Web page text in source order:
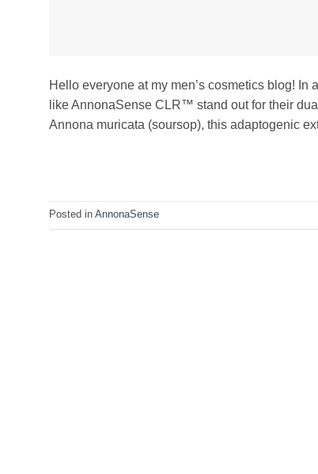
Hello everyone at my men’s cosmetics blog!
like AnnonaSense CLR™ stand out for their
Annona muricata (soursop), this adaptogenic
Posted in AnnonaSense